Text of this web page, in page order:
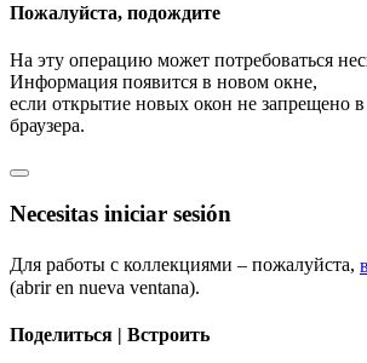
Пожалуйста, подождите
На эту операцию может потребоваться
Информация появится в новом окне,
если открытие новых окон не запрещено
браузера.
Necesitas iniciar sesión
Для работы с коллекциями – пожалуйста,
(abrir en nueva ventana).
Поделиться | Встроить